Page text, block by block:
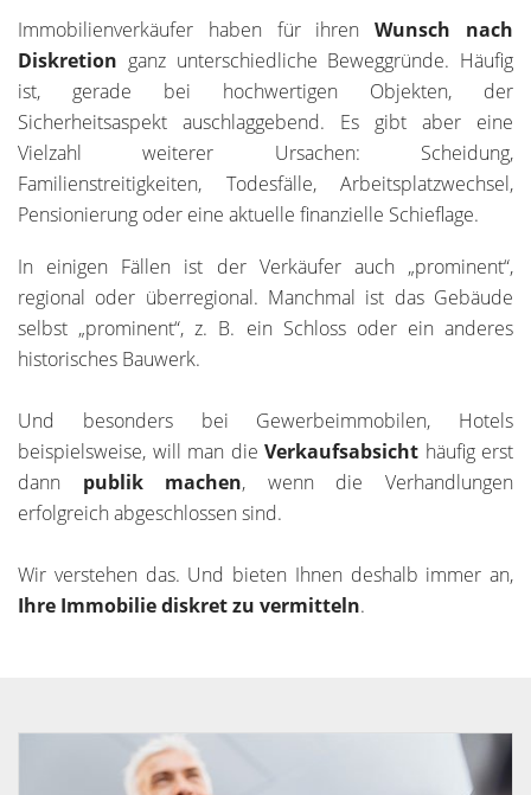
Immobilienverkäufer haben für ihrenWunsch nach
Diskretion ganz unterschiedliche Beweggründe. Häufig
ist, gerade bei hochwertigen Objekten, der
Sicherheitsaspekt auschlaggebend. Es gibt aber eine
Vielzahl weiterer Ursachen: Scheidung,
Familienstreitigkeiten, Todesfälle, Arbeitsplatzwechsel,
Pensionierung oder eine aktuelle finanzielle Schieflage.
In einigen Fällen ist der Verkäufer auch „prominent“,
regional oder überregional. Manchmal ist das Gebäude
selbst „prominent“, z. B. ein Schloss oder ein anderes
historisches Bauwerk.
Und besonders bei Gewerbeimmobilen, Hotels
beispielsweise, will man die Verkaufsabsicht häufig erst
dann publik machen, wenn die Verhandlungen
erfolgreich abgeschlossen sind.
Wir verstehen das. Und bieten Ihnen deshalb immer an,
Ihre Immobilie diskret zu vermitteln.